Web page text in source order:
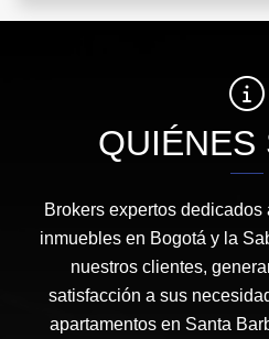
QUIÉNES
Brokers expertos
inmuebles en Bogotá y la
nuestros clientes,
satisfacción a sus
apartamentos en Santa